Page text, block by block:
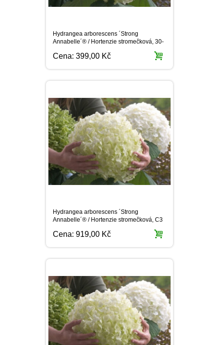
Hydrangea arborescens ´Strong
Annabelle´® / Hortenzie stromečková, 30-
Cena: 399,00 Kč
Hydrangea arborescens ´Strong
Annabelle´® / Hortenzie stromečková, C3
Cena: 919,00 Kč